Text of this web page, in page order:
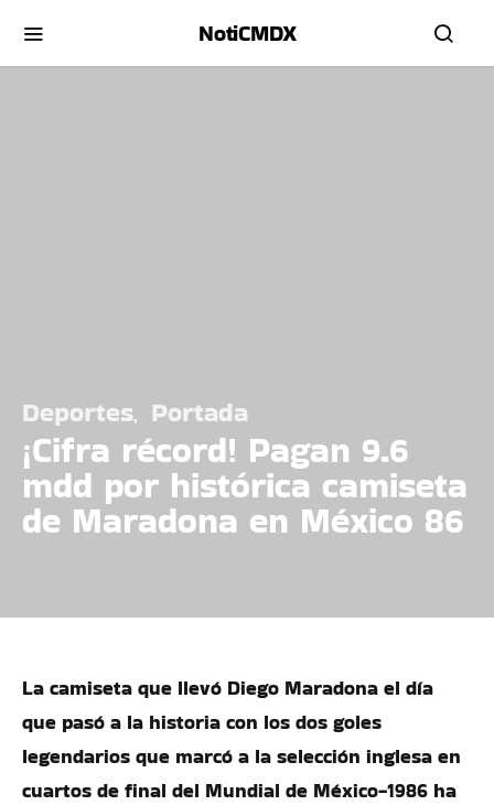
NotiCMDX
Deportes Portada
¡Cifra récord! Pagan 9.6
mdd por histórica camiseta
de Maradona en México 86
La camiseta que llevó Diego Maradona el día
que pasó a la historia con los dos goles
legendarios que marcó a la selección inglesa en
cuartos de final del Mundial de México-1986 ha